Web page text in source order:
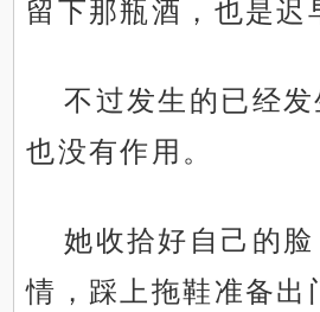
留下那瓶酒，也是迟
不过发生的已经
也没有作用。
她收拾好自己的
情，踩上拖鞋准备出